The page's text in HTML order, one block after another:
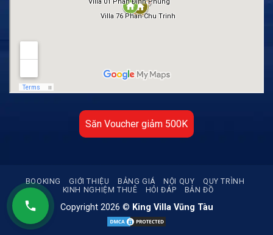
Săn Voucher giảm 500K
BOOKING GIỚI THIỆU BẢNG GIÁ NỘI QUY
QUY TRÌNH
KINH NGHIỆM THUÊ
HỎI ĐÁP BẢN ĐỒ
Copyright 2026 © King Villa Vũng Tàu